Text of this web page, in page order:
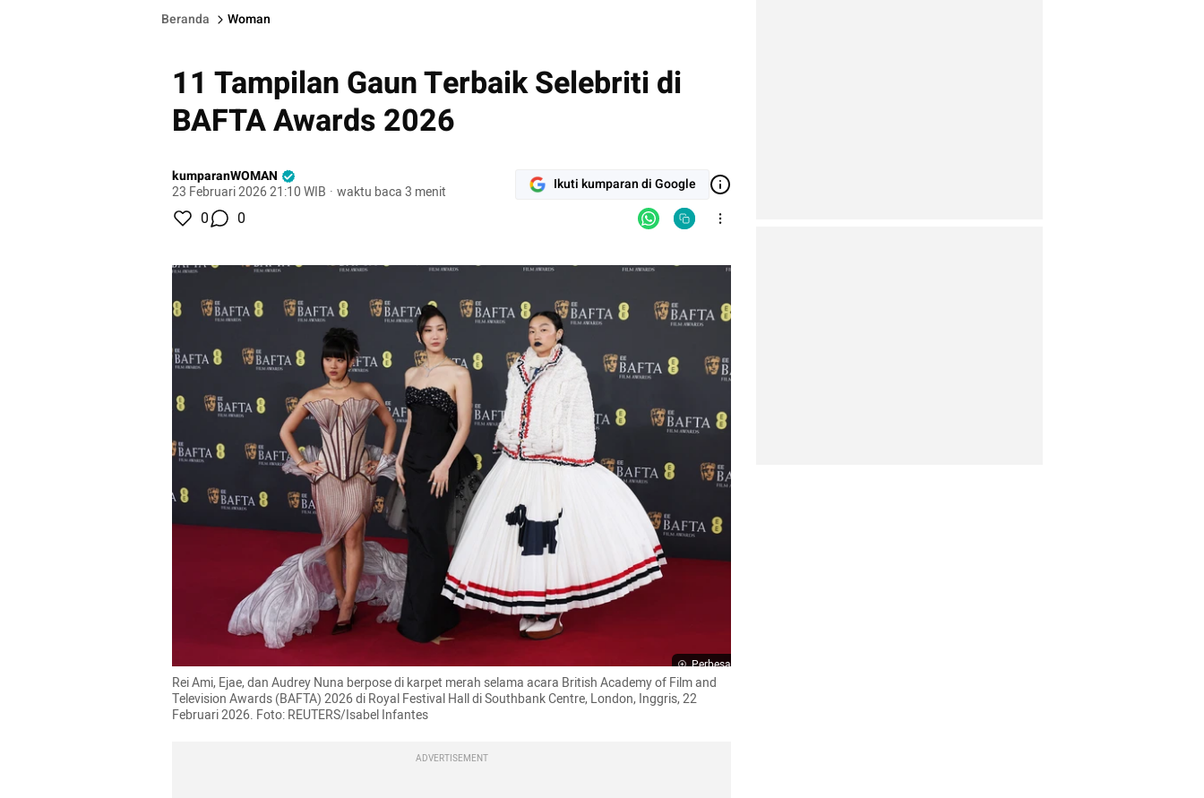
Beranda Woman
11 Tampilan Gaun Terbaik Selebriti di
BAFTA Awards 2026
kumparanWOMAN
23 Februari 2026 21:10 WIB · waktu baca 3 menit Ikuti kumparan di Google
0 0
Perbesar
Rei Ami, Ejae, dan Audrey Nuna berpose di karpet merah selama acara British Academy of Film and
Television Awards (BAFTA) 2026 di Royal Festival Hall di Southbank Centre, London, Inggris, 22
Februari 2026. Foto: REUTERS/Isabel Infantes
ADVERTISEMENT